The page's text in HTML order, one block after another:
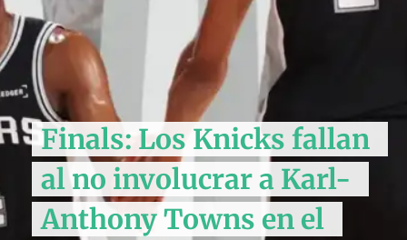
Finals: Los Knicks fallan
al no involucrar a Karl-
Anthony Towns en el